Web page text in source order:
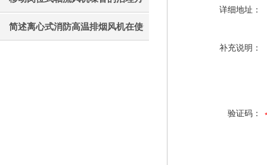
法介绍
简述离心式消防高温排烟风机在使
详细地址：
补充说明：
验证码：